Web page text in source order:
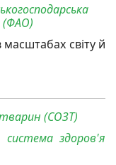
(ФАО)
світу й
тварин (СОЗТ)
система здоров'я